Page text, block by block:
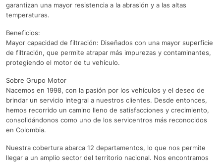
garantizan una mayor resistencia a la abrasión y a las altas
temperaturas.
Beneficios:
Mayor capacidad de filtración: Diseñados con una mayor superficie
de filtración, que permite atrapar más impurezas y contaminantes,
protegiendo el motor de tu vehículo.
Sobre Grupo Motor
Nacemos en 1998, con la pasión por los vehículos y el deseo de
brindar un servicio integral a nuestros clientes. Desde entonces,
hemos recorrido un camino lleno de satisfacciones y crecimiento,
consolidándonos como uno de los servicentros más reconocidos
en Colombia.
Nuestra cobertura abarca 12 departamentos, lo que nos permite
llegar a un amplio sector del territorio nacional. Nos encontramos